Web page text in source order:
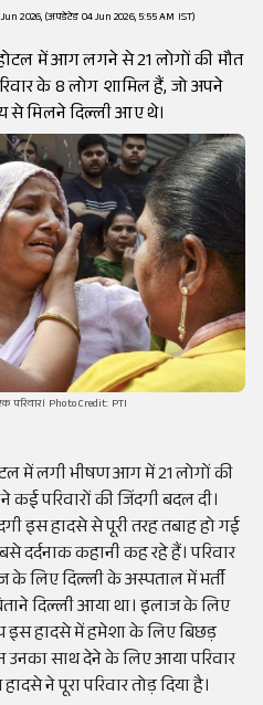
2026, (अपडेटेड 04 Jun 2026, 5:55 AM IST)
में आग लगने से 21 लोगों की मौत
के 8 लोग शामिल हैं, जो अपने
से मिलने दिल्ली आए थे।
परिवार। Photo Credit: PTI
में लगी भीषण आग में 21 लोगों की
परिवारों की जिंदगी बदल दी।
इस हादसे से पूरी तरह तबाह हो गई
दर्दनाक कहानी कह रहे हैं। परिवार
के लिए दिल्ली के अस्पताल में भर्ती
दिल्ली आया था। इलाज के लिए
इस हादसे में हमेशा के लिए बिछड़
उनका साथ देने के लिए आया परिवार
ने पूरा परिवार तोड़ दिया है।